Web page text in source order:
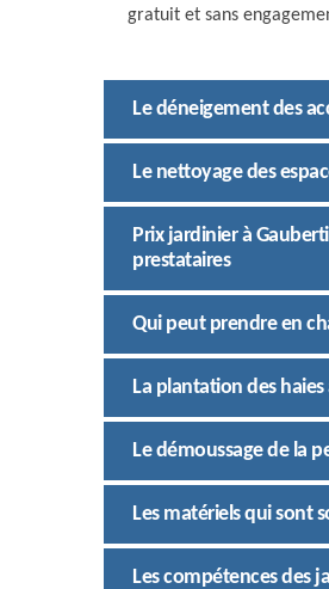
gratuit et sans
Le déneigement des
Le nettoyage des
Prix jardinier à
prestataires
Qui peut prendre en
La plantation des
Le démoussage de la
Les matériels qui sont
Les compétences des